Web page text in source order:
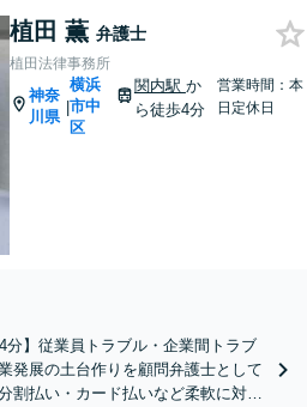
植田 薫 弁護士
植田法律事務所
神奈
川県
|
横浜
市中
区
関内駅 か
ら徒歩4分
営業時間：本
日定休日
分】従業員トラブル・企業間トラブ
発展の土台作りを顧問弁護士として
割払い・カード払いなど柔軟に対応